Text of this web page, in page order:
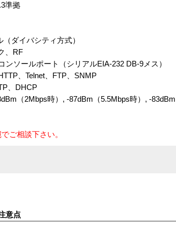
準拠
ダイバシティ方式）
、RF
ソールポート（シリアルEIA-232 DB-9メス）
、Telnet、FTP、SNMP
、DHCP
（2Mbps時）, -87dBm（5.5Mbps時）, -83dBm
ご相談下さい。
意点